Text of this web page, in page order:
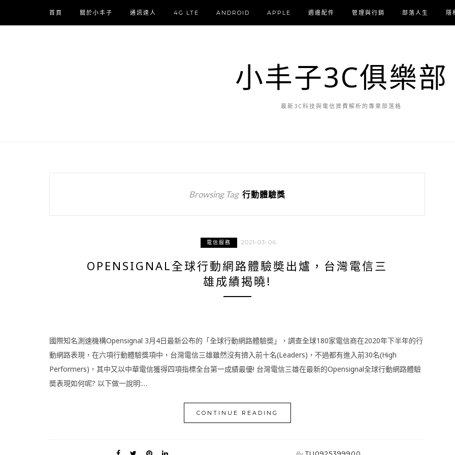
首頁 關於小丰子 通訊達人 4G LTE ANDROID APPLE 週邊配件 管理與行銷 部落人生 隱
小丰子3C俱樂部
最新3C科技與電信資費解析的專業部落格
Browsing Tag 行動體驗獎
電信服務 2021-03-06
OPENSIGNAL全球行動網路體驗奬出爐，台灣電信三
雄成績揭曉!
國際知名測速機構Opensignal 3月4日最新公布的「全球行動網路體驗奬」，調查全球180家電信商在2020年下半年的行
動網路表現，在六項行動體驗獎項中，台灣電信三雄雖然沒有擠入前十名(Leaders)，不過都有進入前30名(High
Performers)，其中又以中華電信獲得四項指標全台第一成績最優! 台灣電信三雄在最新的Opensignal全球行動網路體驗
奬表現如何呢? 以下做一說明:…
CONTINUE READING